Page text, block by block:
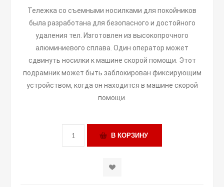
Тележка со съемными носилками для покойников
была разработана для безопасного и достойного
удаления тел. Изготовлен из высокопрочного
алюминиевого сплава. Один оператор может
сдвинуть носилки к машине скорой помощи. Этот
подрамник может быть заблокирован фиксирующим
устройством, когда он находится в машине скорой
помощи.